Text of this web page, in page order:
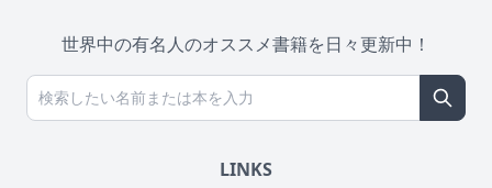
世界中の有名人のオススメ書籍を日々更新中！
LINKS